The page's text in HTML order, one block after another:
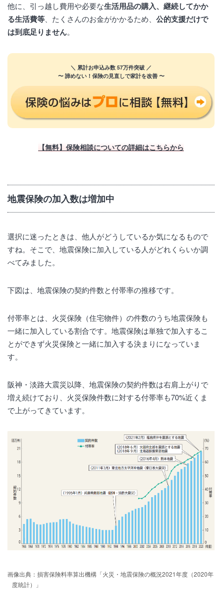
他に、引っ越し費用や必要な生活用品の購入、継続してかか
る生活費等、たくさんのお金がかかるため、 公的支援だけで
は到底足りません。
＼ 累計お申込み数 57万件突破 ／
〜 諦めない！保険の見直しで家計を改善 〜
【無料】保険相談についての詳細はこちらから
地震保険の加入数は増加中
選択に迷ったときは、他人がどうしているか気になるもので
すね。そこで、地震保険に加入している人がどれくらいか調
べてみました。
下図は、地震保険の契約件数と付帯率の推移です。
付帯率とは、火災保険（住宅物件）の件数のうち地震保険も
一緒に加入している割合です。地震保険は単独で加入するこ
とができず火災保険と一緒に加入する決まりになっていま
す。
阪神・淡路大震災以降、地震保険の契約件数は右肩上がりで
増え続けており、火災保険件数に対する付帯率も70%近くま
で上がってきています。
画像出典：損害保険料率算出機構「火災・地震保険の概況2021年度（2020年
度統計）」